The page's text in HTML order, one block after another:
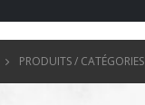
PRODUITS / CATÉGORIES